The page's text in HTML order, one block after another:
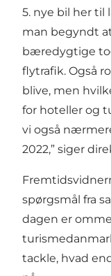
5. nye bil her til
man begyndt
bæredygtige
flytrafik. Også
blive, men
for hoteller og
vi også
2022,” siger
spørgsmål fra
dagen er
tackle, hvad